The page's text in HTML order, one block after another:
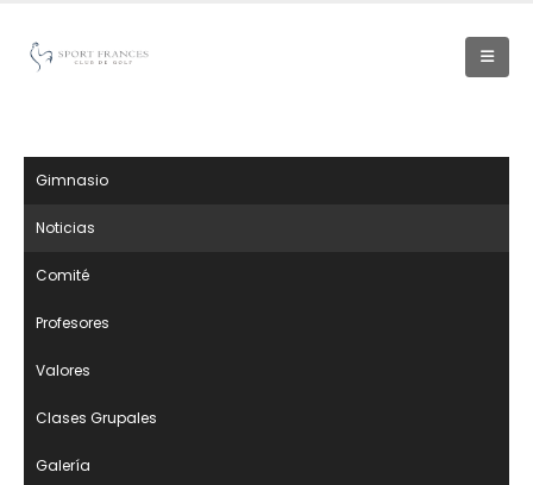
Gimnasio
Noticias
Comité
Profesores
Valores
Clases Grupales
Galería